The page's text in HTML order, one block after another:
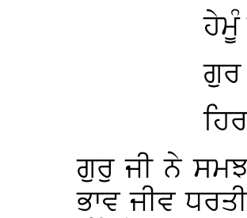
ਹੇਮੂੰ
ਗੁਰ
ਗੁਰੁ ਜੀ ਨੇ
ਭਾਵ ਜੀਵ